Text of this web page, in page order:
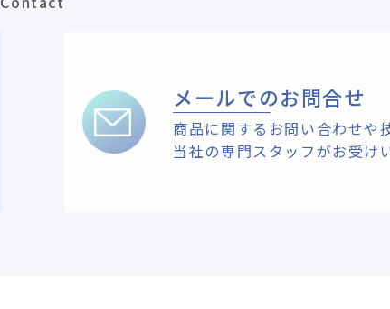
メールでのお問合せ
商品に関するお問い合わせや
当社の専門スタッフがお受け